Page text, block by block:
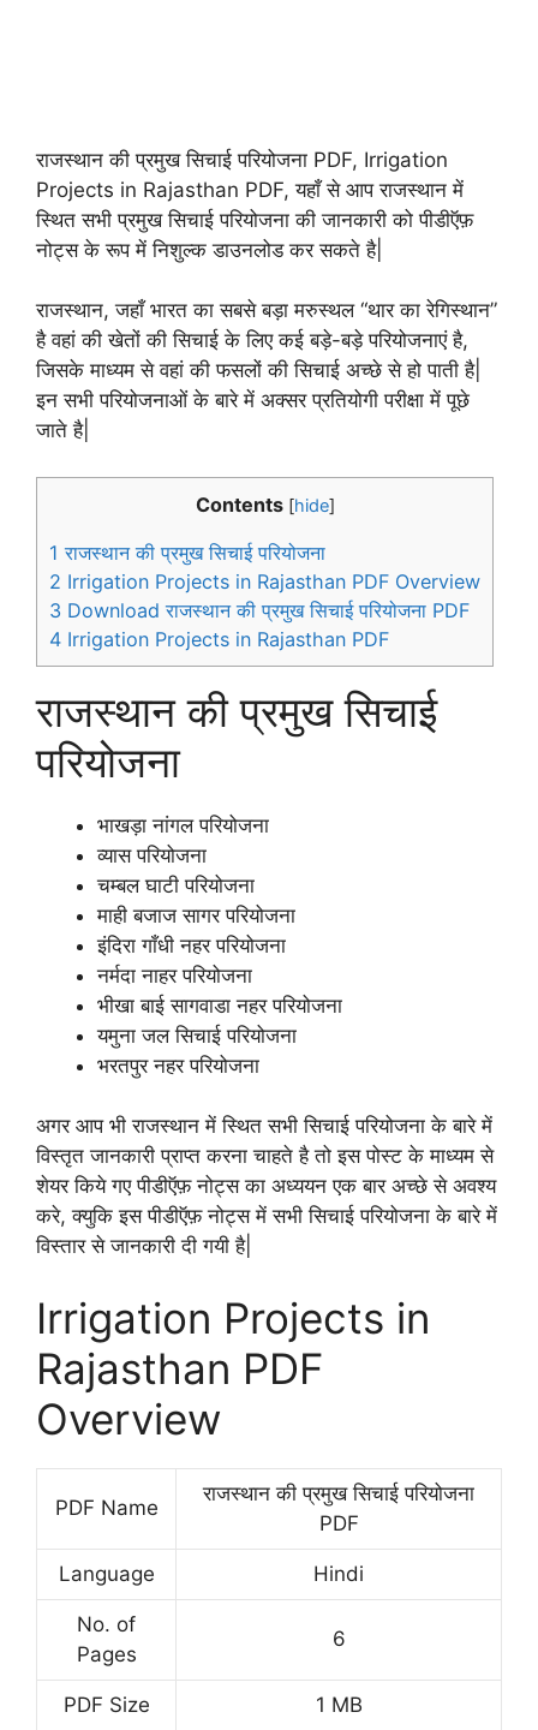
राजस्थान की प्रमुख सिचाई परियोजना PDF, Irrigation
Projects in Rajasthan PDF, यहाँ से आप राजस्थान में
स्थित सभी प्रमुख सिचाई परियोजना की जानकारी को पीडीऍफ़
नोट्स के रूप में निशुल्क डाउनलोड कर सकते है|
राजस्थान, जहाँ भारत का सबसे बड़ा मरुस्थल “थार का रेगिस्थान”
है वहां की खेतों की सिचाई के लिए कई बड़े-बड़े परियोजनाएं है,
जिसके माध्यम से वहां की फसलों की सिचाई अच्छे से हो पाती है|
इन सभी परियोजनाओं के बारे में अक्सर प्रतियोगी परीक्षा में पूछे
जाते है|
Contents [hide]
1 राजस्थान की प्रमुख सिचाई परियोजना
2 Irrigation Projects in Rajasthan PDF Overview
3 Download राजस्थान की प्रमुख सिचाई परियोजना PDF
4 Irrigation Projects in Rajasthan PDF
राजस्थान की प्रमुख सिचाई
परियोजना
भाखड़ा नांगल परियोजना
व्यास परियोजना
चम्बल घाटी परियोजना
माही बजाज सागर परियोजना
इंदिरा गाँधी नहर परियोजना
नर्मदा नाहर परियोजना
भीखा बाई सागवाडा नहर परियोजना
यमुना जल सिचाई परियोजना
भरतपुर नहर परियोजना
अगर आप भी राजस्थान में स्थित सभी सिचाई परियोजना के बारे में
विस्तृत जानकारी प्राप्त करना चाहते है तो इस पोस्ट के माध्यम से
शेयर किये गए पीडीऍफ़ नोट्स का अध्ययन एक बार अच्छे से अवश्य
करे, क्युकि इस पीडीऍफ़ नोट्स में सभी सिचाई परियोजना के बारे में
विस्तार से जानकारी दी गयी है|
Irrigation Projects in
Rajasthan PDF
Overview
PDF Name
राजस्थान की प्रमुख सिचाई परियोजना
PDF
Language Hindi
No. of
Pages
6
PDF Size 1 MB